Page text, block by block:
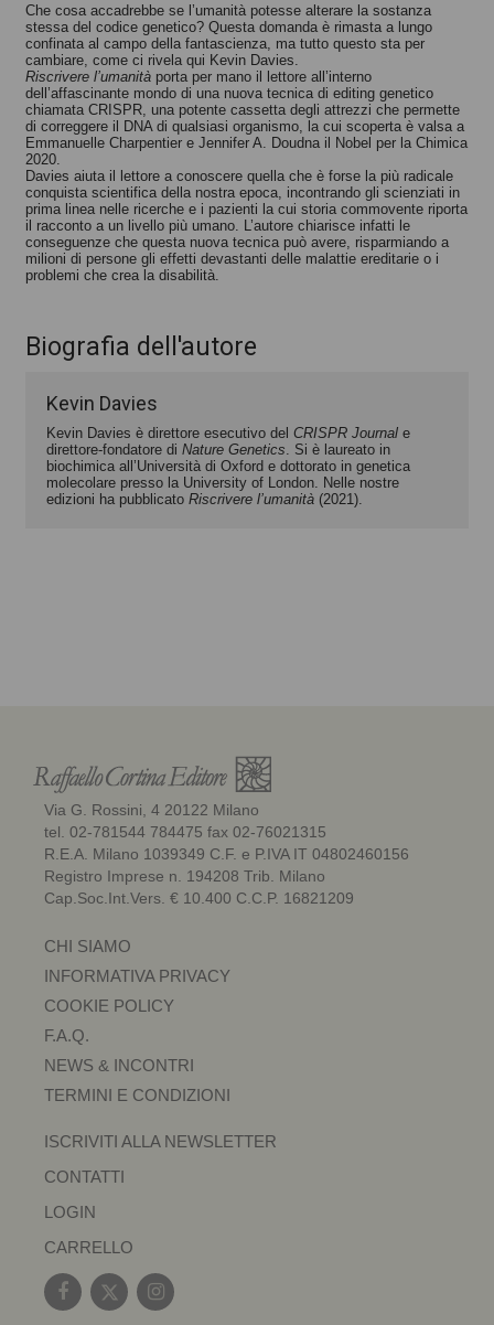
Che cosa accadrebbe se l’umanità potesse alterare la sostanza
stessa del codice genetico? Questa domanda è rimasta a lungo
confinata al campo della fantascienza, ma tutto questo sta per
cambiare, come ci rivela qui Kevin Davies.
Riscrivere l’umanità porta per mano il lettore all’interno
dell’affascinante mondo di una nuova tecnica di editing genetico
chiamata CRISPR, una potente cassetta degli attrezzi che permette
di correggere il DNA di qualsiasi organismo, la cui scoperta è valsa a
Emmanuelle Charpentier e Jennifer A. Doudna il Nobel per la Chimica
2020.
Davies aiuta il lettore a conoscere quella che è forse la più radicale
conquista scientifica della nostra epoca, incontrando gli scienziati in
prima linea nelle ricerche e i pazienti la cui storia commovente riporta
il racconto a un livello più umano. L’autore chiarisce infatti le
conseguenze che questa nuova tecnica può avere, risparmiando a
milioni di persone gli effetti devastanti delle malattie ereditarie o i
problemi che crea la disabilità.
Biografia dell'autore
Kevin Davies
Kevin Davies è direttore esecutivo del CRISPR Journal e
direttore-fondatore di Nature Genetics . Si è laureato in
biochimica all’Università di Oxford e dottorato in genetica
molecolare presso la University of London. Nelle nostre
edizioni ha pubblicato Riscrivere l’umanità (2021).
Via G. Rossini, 4 20122 Milano
tel. 02-781544 784475 fax 02-76021315
R.E.A. Milano 1039349 C.F. e P.IVA IT 04802460156
Registro Imprese n. 194208 Trib. Milano
Cap.Soc.Int.Vers. € 10.400 C.C.P. 16821209
CHI SIAMO
INFORMATIVA PRIVACY
COOKIE POLICY
F.A.Q.
NEWS & INCONTRI
TERMINI E CONDIZIONI
ISCRIVITI ALLA NEWSLETTER
CONTATTI
LOGIN
CARRELLO